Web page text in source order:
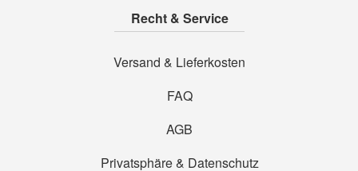
Recht & Service
Versand & Lieferkosten
FAQ
AGB
Privatsphäre & Datenschutz